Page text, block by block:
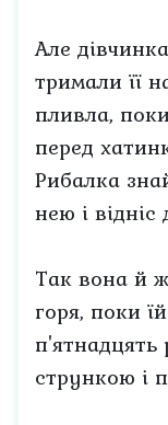
Але
тримали її
пливла,
перед
Рибалка
нею і відніс
Так вона й
горя, поки
п'ятнадцять
стрункою і